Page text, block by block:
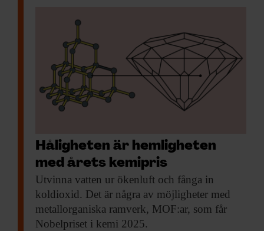
Håligheten är hemligheten
med årets kemipris
Utvinna vatten ur ökenluft och fånga in
koldioxid. Det är några av möjligheter med
metallorganiska ramverk, MOF:ar, som får
Nobelpriset i kemi 2025.